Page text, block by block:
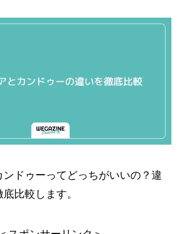
ンドゥーってどっちがいいの？違
比較します。